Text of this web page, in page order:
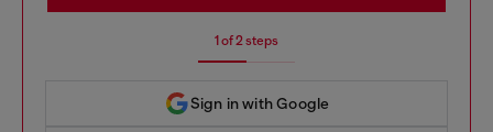
1 of 2 steps
Sign in with Google